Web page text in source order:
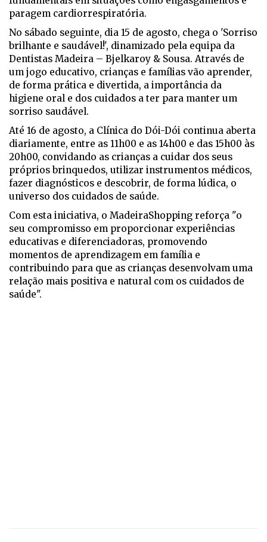
paragem cardiorrespiratória.
No sábado seguinte, dia 15 de agosto, chega o 'Sorriso
brilhante e saudável!', dinamizado pela equipa da
Dentistas Madeira – Bjelkaroy & Sousa. Através de
um jogo educativo, crianças e famílias vão aprender,
de forma prática e divertida, a importância da
higiene oral e dos cuidados a ter para manter um
sorriso saudável.
Até 16 de agosto, a Clínica do Dói-Dói continua aberta
diariamente, entre as 11h00 e as 14h00 e das 15h00 às
20h00, convidando as crianças a cuidar dos seus
próprios brinquedos, utilizar instrumentos médicos,
fazer diagnósticos e descobrir, de forma lúdica, o
universo dos cuidados de saúde.
Com esta iniciativa, o MadeiraShopping reforça "o
seu compromisso em proporcionar experiências
educativas e diferenciadoras, promovendo
momentos de aprendizagem em família e
contribuindo para que as crianças desenvolvam uma
relação mais positiva e natural com os cuidados de
saúde".